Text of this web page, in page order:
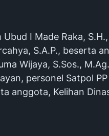
I Made Raka,
S.A.P., beserta
Wijaya, S.Sos.,
personel Satpol
anggota, Kelihan